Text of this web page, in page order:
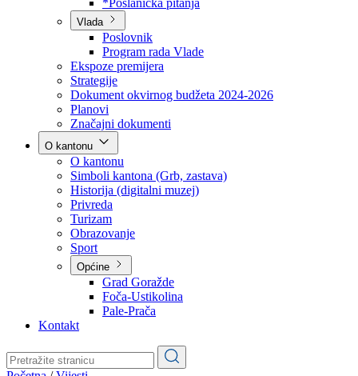
*Odluke
*Zaključci
*Poslanička pitanja
Vlada
Poslovnik
Program rada Vlade
Ekspoze premijera
Strategije
Dokument okvirnog budžeta 2024-2026
Planovi
Značajni dokumenti
O kantonu
O kantonu
Simboli kantona (Grb, zastava)
Historija (digitalni muzej)
Privreda
Turizam
Obrazovanje
Općine
Pale-Prača
Kontakt